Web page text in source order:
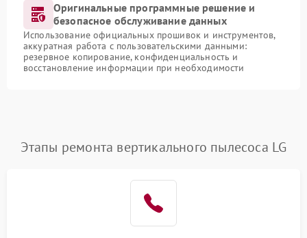
Оригинальные программные решение и
безопасное обслуживание данных
Использование официальных прошивок и инструментов,
аккуратная работа с пользовательскими данными:
резервное копирование, конфиденциальность и
восстановление информации при необходимости
Этапы ремонта вертикального пылесоса LG